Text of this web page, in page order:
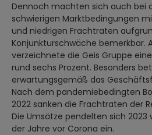
Dennoch machten sich auch bei
schwierigen Marktbedingungen
und niedrigen Frachtraten
Konjunkturschwäche bemerkbar.
verzeichnete die Geis Gruppe
rund sechs Prozent. Besonders
erwartungsgemäß das
Nach dem pandemiebedingten
2022 sanken die Frachtraten der
Die Umsätze pendelten sich 2023
der Jahre vor Corona ein.